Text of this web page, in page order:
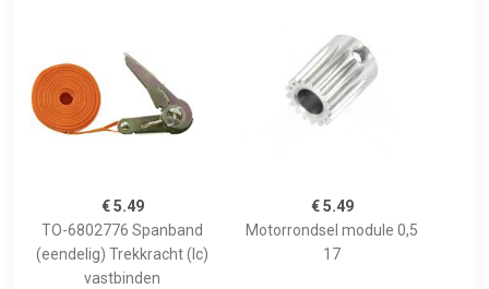
€ 5.49
TO-6802776 Spanband
(eendelig) Trekkracht (lc)
vastbinden
€ 5.49
Motorrondsel module 0,5
17